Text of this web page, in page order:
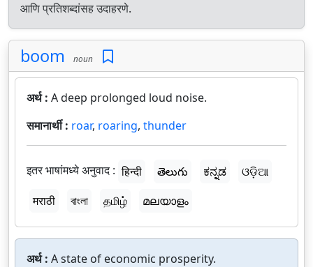
आणि प्रतिशब्दांसह उदाहरणे.
boom noun
अर्थ : A deep prolonged loud noise.
समानार्थी : roar, roaring, thunder
इतर भाषांमध्ये अनुवाद : हिन्दी తెలుగు ಕನ್ನಡ
ଓଡ଼ିଆ
मराठी
বাংলা தமிழ் മലയാളം
अर्थ : A state of economic prosperity.